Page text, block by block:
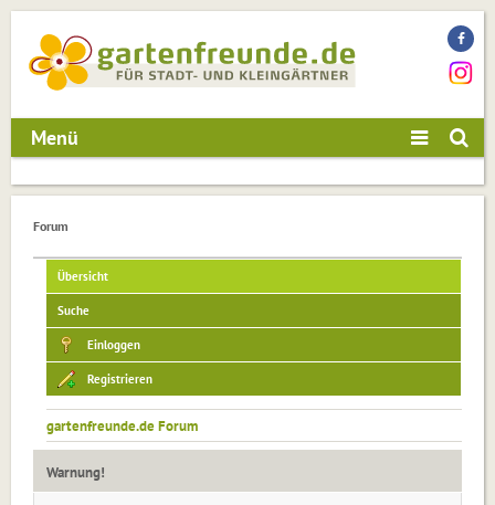
Menü
Forum
Übersicht
Suche
Einloggen
Registrieren
gartenfreunde.de Forum
Warnung!